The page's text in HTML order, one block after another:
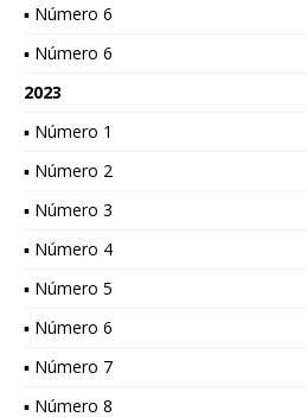
▪ Número 6
▪ Número 6
2023
▪ Número 1
▪ Número 2
▪ Número 3
▪ Número 4
▪ Número 5
▪ Número 6
▪ Número 7
▪ Número 8